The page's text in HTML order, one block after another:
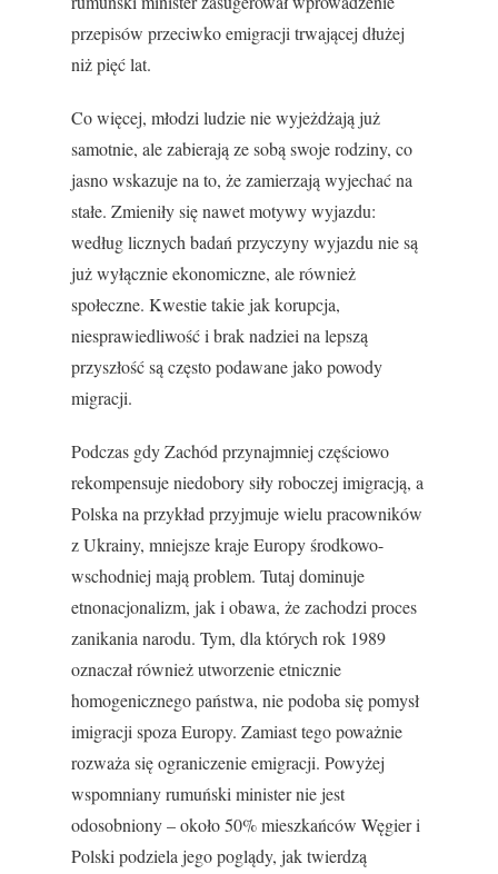
przepisów przeciwko emigracji trwającej dłużej
niż pięć lat.
Co więcej, młodzi ludzie nie wyjeżdżają już
samotnie, ale zabierają ze sobą swoje rodziny, co
jasno wskazuje na to, że zamierzają wyjechać na
stałe. Zmieniły się nawet motywy wyjazdu:
według licznych badań przyczyny wyjazdu nie są
już wyłącznie ekonomiczne, ale również
społeczne. Kwestie takie jak korupcja,
niesprawiedliwość i brak nadziei na lepszą
przyszłość są często podawane jako powody
migracji.
Podczas gdy Zachód przynajmniej częściowo
rekompensuje niedobory siły roboczej imigracją, a
Polska na przykład przyjmuje wielu pracowników
z Ukrainy, mniejsze kraje Europy środkowo-
wschodniej mają problem. Tutaj dominuje
etnonacjonalizm, jak i obawa, że zachodzi proces
zanikania narodu. Tym, dla których rok 1989
oznaczał również utworzenie etnicznie
homogenicznego państwa, nie podoba się pomysł
imigracji spoza Europy. Zamiast tego poważnie
rozważa się ograniczenie emigracji. Powyżej
wspomniany rumuński minister nie jest
odosobniony – około 50% mieszkańców Węgier i
Polski podziela jego poglądy, jak twierdzą